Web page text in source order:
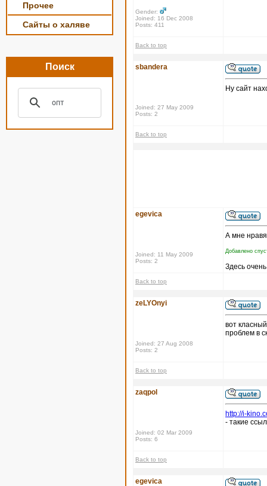
Прочее
Сайты о халяве
Поиск
Gender:
Joined: 16 Dec 2008
Posts: 411
Back to top
sbandera
Joined: 27 May 2009
Posts: 2
Ну сайт
Back to top
egevica
Joined: 11 May 2009
Posts: 2
А мне
Добавлено
Здесь
Back to top
zeLYOnyi
Joined: 27 Aug 2008
Posts: 2
вот
проблем в
Back to top
zaqpol
Joined: 02 Mar 2009
Posts: 6
http://i-
- такие
Back to top
egevica